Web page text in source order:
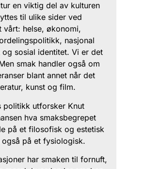
en viktig del av kulturen
til ulike sider ved
vårt: helse, økonomi,
nasjonal
sosial identitet. Vi er det
smak handler også om
blant annet når det
kunst og film.
politikk utforsker Knut
hva smaksbegrepet
på et filosofisk og estetisk
også på et fysiologisk.
har smaken til fornuft,